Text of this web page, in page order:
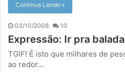
Continue Lendo »
03/10/2008 10
Expressão: Ir pra balada
TGIF! É isto que milhares de
ao redor…